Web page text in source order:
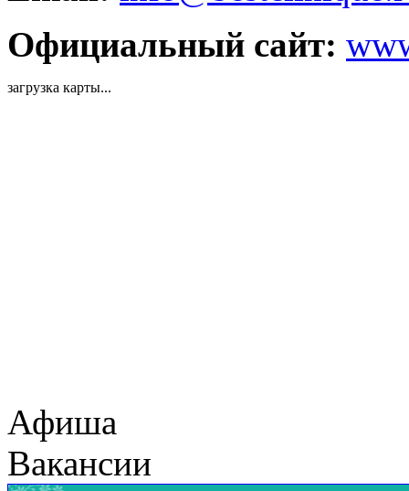
Официальный сайт:
загрузка карты...
Афиша
Вакансии